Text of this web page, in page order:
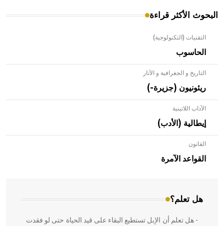
البحوث الأكثر قراءة
التقنيات (التكنولوجية)
الحاسوب
التاريخ و الجغرافية و الآثار
ريئونيون (جزيرة-)
الآداب اللاتينية
إيطالية (الأدب)
القانون
القواعد الآمرة
هل تعلم؟
- هل تعلم أن الأبلق نوع من الفنون الهندسية التي ارتبطت
بالعمارة الإسلامية في بلاد الشام ومصر خاصة، حيث يحرص
المعمار على بناء مداميكه وخاصة في الواجهات
- هل تعلم أن الإبل تستطيع البقاء على قيد الحياة حتى لو فقدت